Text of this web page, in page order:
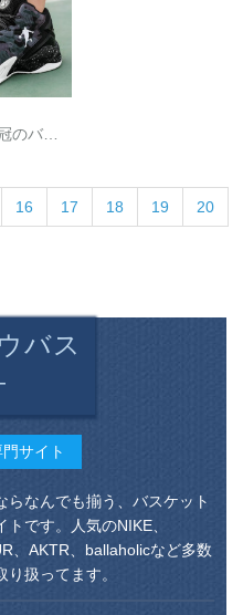
伝えま
を凝縮
の白の
す
のバー
ハート
靴の女性
16 17 18 19 20
バス
サイト
なんでも揃う、バスケット
です。人気のNIKE、
、AKTR、ballaholicなど多数
扱ってます。